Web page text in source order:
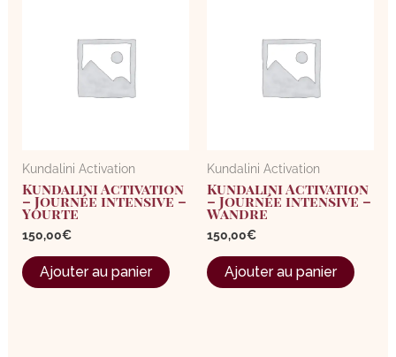
Kundalini Activation
Kundalini Activation
– Journée intensive –
Yourte
150,00€
Ajouter au panier
Kundalini Activation
Kundalini Activation
– Journée intensive –
Wandre
150,00€
Ajouter au panier